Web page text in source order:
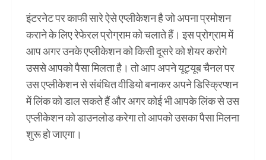
इंटरनेट पर काफी सारे ऐसे एप्लीकेशन है जो अपना प्रमोशन
कराने के लिए रेफेरल प्रोग्राम को चलाते हैं। इस प्रोग्राम में
आप अगर उनके एप्लीकेशन को किसी दूसरे को शेयर करोगे
उससे आपको पैसा मिलता है। तो आप अपने यूट्यूब चैनल पर
उस एप्लीकेशन से संबंधित वीडियो बनाकर अपने डिस्क्रिप्शन
में लिंक को डाल सकते हैं और अगर कोई भी आपके लिंक से उस
एप्लीकेशन को डाउनलोड करेगा तो आपको उसका पैसा मिलना
शुरू हो जाएगा।